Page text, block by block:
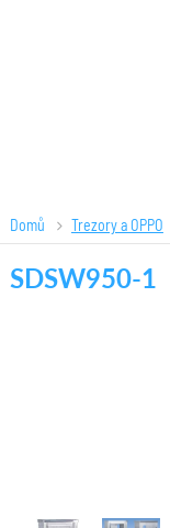
Domů Trezory a OPPO
SDSW950-1